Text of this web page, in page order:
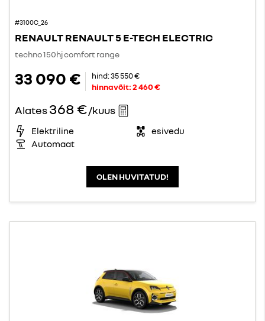
#3100C_26
RENAULT RENAULT 5 E-TECH ELECTRIC
techno 150hj comfort range
33 090 € hind:35 550 €
hinnavõit:2 460 €
Alates368 €/kuus
Elektriline
esivedu
Automaat
OLEN HUVITATUD!